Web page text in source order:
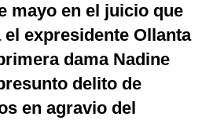
mayo en el juicio que
expresidente Ollanta
dama Nadine
delito de
en agravio del